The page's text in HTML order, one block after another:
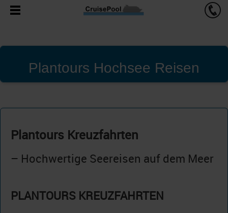
Plantours Hochsee Reisen
Plantours Kreuzfahrten
– Hochwertige Seereisen auf dem Meer
PLANTOURS KREUZFAHRTEN